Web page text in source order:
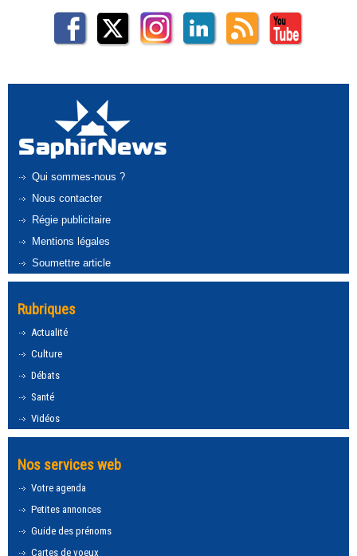
Qui sommes-nous ?
Nous contacter
Régie publicitaire
Mentions légales
Soumettre article
Rubriques
Actualité
Culture
Débats
Santé
Vidéos
Nos services web
Votre agenda
Petites annonces
Guide des prénoms
Cartes de voeux